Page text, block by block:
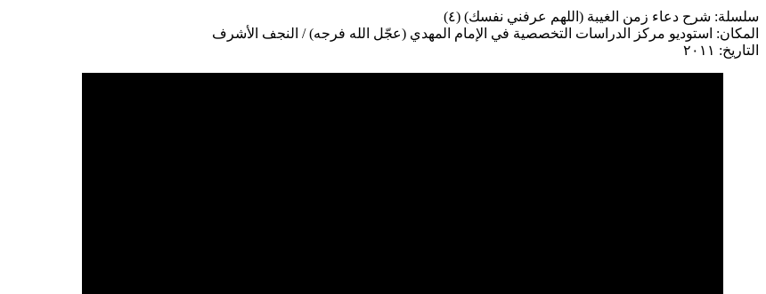
سلسلة: شرح دعاء زمن الغيبة (اللهم عرفني نفسك) (٤)
المكان: استوديو مركز الدراسات التخصصية في الإمام المهدي (عجّل الله فرجه) / النجف الأشرف
التاريخ: ٢٠١١